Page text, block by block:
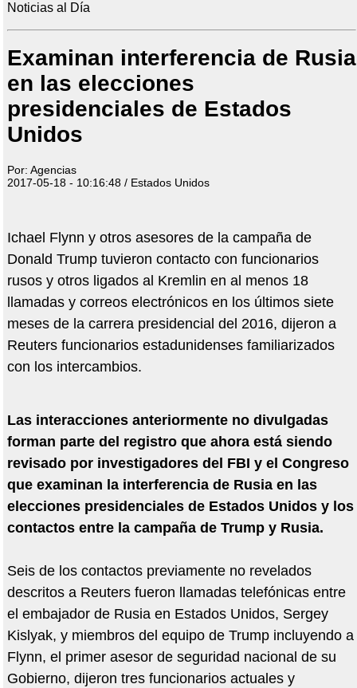
Noticias al Día
Examinan interferencia de Rusia
en las elecciones
presidenciales de Estados
Unidos
Por: Agencias
2017-05-18 - 10:16:48 / Estados Unidos
Ichael Flynn y otros asesores de la campaña de
Donald Trump tuvieron contacto con funcionarios
rusos y otros ligados al Kremlin en al menos 18
llamadas y correos electrónicos en los últimos siete
meses de la carrera presidencial del 2016, dijeron a
Reuters funcionarios estadunidenses familiarizados
con los intercambios.
Las interacciones anteriormente no divulgadas
forman parte del registro que ahora está siendo
revisado por investigadores del FBI y el Congreso
que examinan la interferencia de Rusia en las
elecciones presidenciales de Estados Unidos y los
contactos entre la campaña de Trump y Rusia.
Seis de los contactos previamente no revelados
descritos a Reuters fueron llamadas telefónicas entre
el embajador de Rusia en Estados Unidos, Sergey
Kislyak, y miembros del equipo de Trump incluyendo a
Flynn, el primer asesor de seguridad nacional de su
Gobierno, dijeron tres funcionarios actuales y